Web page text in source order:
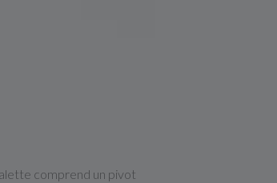
comprend un pivot